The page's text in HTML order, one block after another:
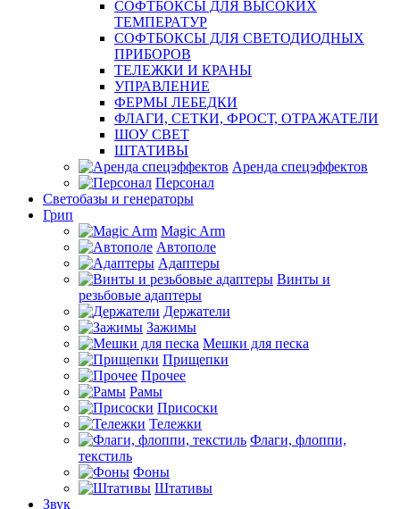
СОФТБОКСЫ ДЛЯ ВЫСОКИХ
ТЕМПЕРАТУР
СОФТБОКСЫ ДЛЯ СВЕТОДИОДНЫХ
ПРИБОРОВ
ТЕЛЕЖКИ И КРАНЫ
УПРАВЛЕНИЕ
ФЕРМЫ ЛЕБЕДКИ
ФЛАГИ, СЕТКИ, ФРОСТ, ОТРАЖАТЕЛИ
ШОУ СВЕТ
ШТАТИВЫ
Аренда спецэффектов
Персонал
Светобазы и генераторы
Грип
Magic Arm
Автополе
Адаптеры
Винты и
резьбовые адаптеры
Держатели
Зажимы
Мешки для песка
Прищепки
Прочее
Рамы
Присоски
Тележки
Флаги, флоппи,
текстиль
Фоны
Штативы
Звук